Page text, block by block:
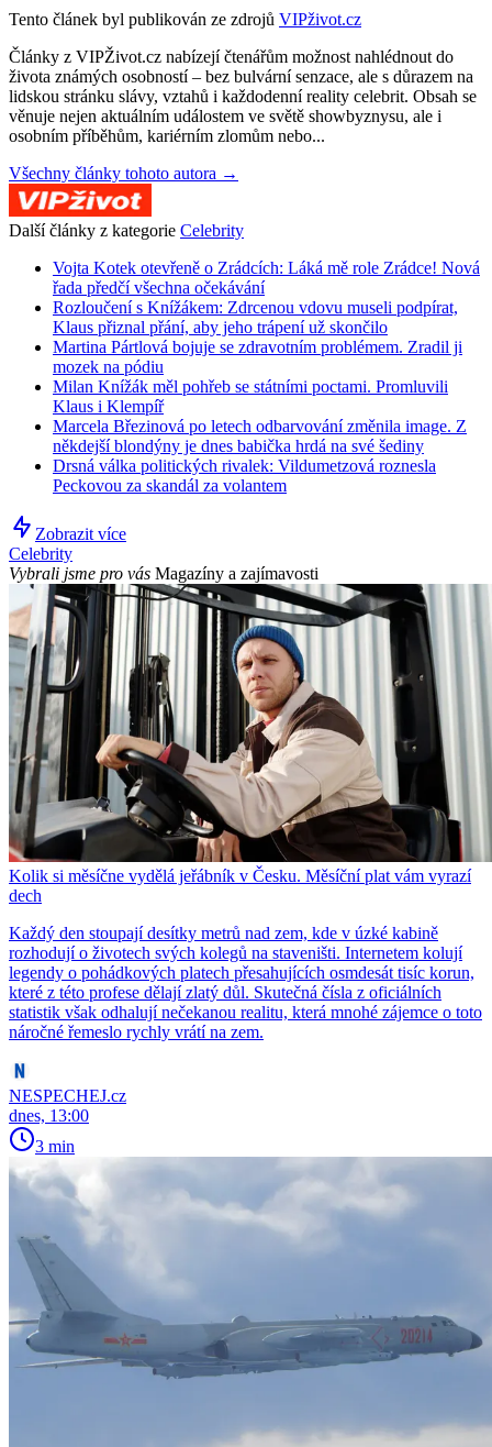
Tento článek byl publikován ze zdrojů VIPživot.cz
Články z VIPŽivot.cz nabízejí čtenářům možnost nahlédnout do
života známých osobností – bez bulvární senzace, ale s důrazem na
lidskou stránku slávy, vztahů i každodenní reality celebrit. Obsah se
věnuje nejen aktuálním událostem ve světě showbyznysu, ale i
osobním příběhům, kariérním zlomům nebo...
Všechny články tohoto autora →
Další články z kategorie Celebrity
Vojta Kotek otevřeně o Zrádcích: Láká mě role Zrádce! Nová
řada předčí všechna očekávání
Rozloučení s Knížákem: Zdrcenou vdovu museli podpírat,
Klaus přiznal přání, aby jeho trápení už skončilo
Martina Pártlová bojuje se zdravotním problémem. Zradil ji
mozek na pódiu
Milan Knížák měl pohřeb se státními poctami. Promluvili
Klaus i Klempíř
Marcela Březinová po letech odbarvování změnila image. Z
někdejší blondýny je dnes babička hrdá na své šediny
Drsná válka politických rivalek: Vildumetzová roznesla
Peckovou za skandál za volantem
Zobrazit více
Celebrity
Vybrali jsme pro vás Magazíny a zajímavosti
Kolik si měsíčne vydělá jeřábník v Česku. Měsíční plat vám vyrazí
dech
Každý den stoupají desítky metrů nad zem, kde v úzké kabině
rozhodují o životech svých kolegů na staveništi. Internetem kolují
legendy o pohádkových platech přesahujících osmdesát tisíc korun,
které z této profese dělají zlatý důl. Skutečná čísla z oficiálních
statistik však odhalují nečekanou realitu, která mnohé zájemce o toto
náročné řemeslo rychly vrátí na zem.
NESPECHEJ.cz
dnes, 13:00
3 min